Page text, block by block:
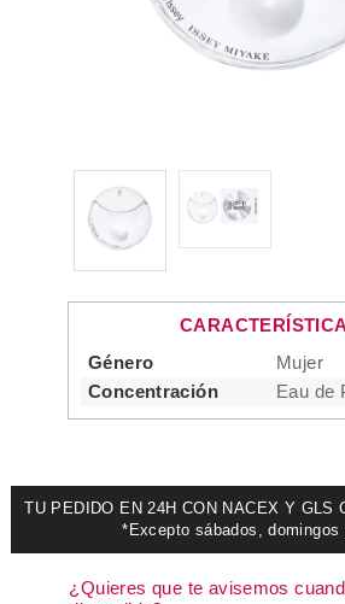
Género
Mujer
Concentración
Eau de
TU PEDIDO EN 24H CON NACEX Y GLS
*Excepto sábados,
¿Quieres que te avisemos